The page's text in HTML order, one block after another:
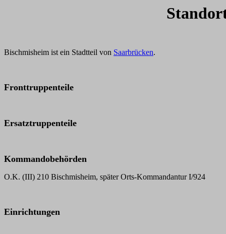
Bischmisheim ist ein Stadtteil von Saarbrücken.
Fronttruppenteile
Ersatztruppenteile
Kommandobehörden
O.K. (III) 210 Bischmisheim, später Orts-Kommandantur I/924
Einrichtungen